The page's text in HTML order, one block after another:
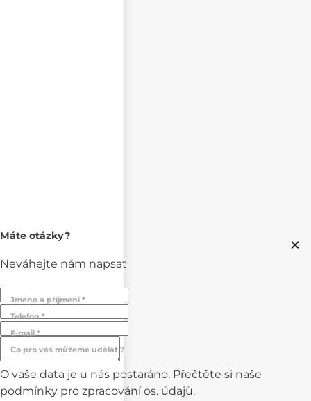
×
Máte otázky?
Neváhejte nám napsat
Jméno a příjmení *
Telefon *
E-mail *
Co pro vás můžeme udělat ?
O vaše data je u nás postaráno. Přečtěte si naše
podmínky pro zpracování os. údajů.